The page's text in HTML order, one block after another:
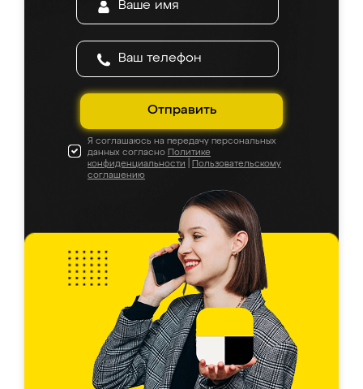
Отправить
Я соглашаюсь на передачу персональных
данных согласно Политике
конфиденциальности
Пользовательскому
соглашению